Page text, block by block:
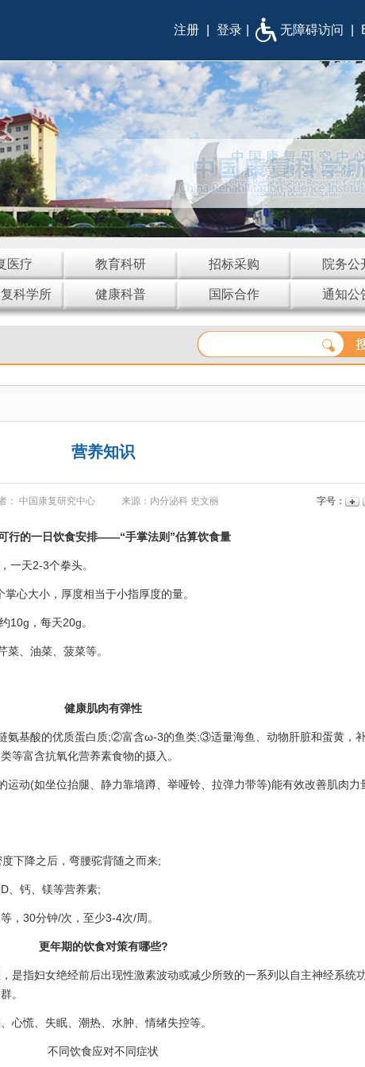
注册 登录 无障碍访问
医疗 教育科研 招标采购 院务公
科学所 健康科普 国际合作 通知公
营养知识
： 中国康复研究中心 来源：内分泌科 史文丽 字号：
行的一日饮食安排——“手掌法则”估算饮食量
天2-3个拳头。
大小，厚度相当于小指厚度的量。
，每天20g。
、油菜、菠菜等。
健康肌肉有弹性
基酸的优质蛋白质;②富含ω-3的鱼类;③适量海鱼、动物肝脏和蛋黄，
等富含抗氧化营养素食物的摄入。
动(如坐位抬腿、静力靠墙蹲、举哑铃、拉弹力带等)能有效改善肌肉力
降之后，弯腰驼背随之而来;
钙、镁等营养素;
30分钟/次，至少3-4次/周。
更年期的饮食对策有哪些?
指妇女绝经前后出现性激素波动或减少所致的一系列以自主神经系统
。
慌、失眠、潮热、水肿、情绪失控等。
不同饮食应对不同症状